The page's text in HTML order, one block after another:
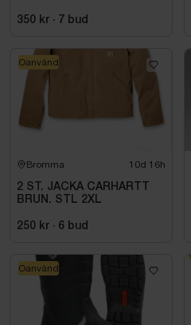
350 kr · 7 bud
Bromma 10d 16h
2 ST. JACKA CARHARTT
BRUN. STL 2XL
250 kr · 6 bud
Oanvänd
Oanvänd